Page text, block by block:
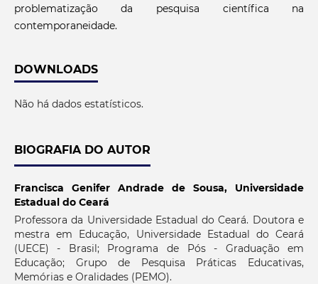
problematização da pesquisa científica na
contemporaneidade.
DOWNLOADS
Não há dados estatísticos.
BIOGRAFIA DO AUTOR
Francisca Genifer Andrade de Sousa, Universidade
Estadual do Ceará
Professora da Universidade Estadual do Ceará. Doutora e
mestra em Educação, Universidade Estadual do Ceará
(UECE) - Brasil; Programa de Pós - Graduação em
Educação; Grupo de Pesquisa Práticas Educativas,
Memórias e Oralidades (PEMO).